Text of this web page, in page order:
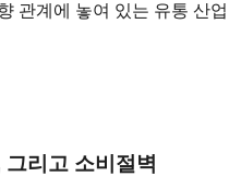
관계에 놓여 있는 유통 산
리고 소비절벽